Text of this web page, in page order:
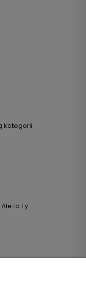
kategorii
to Ty